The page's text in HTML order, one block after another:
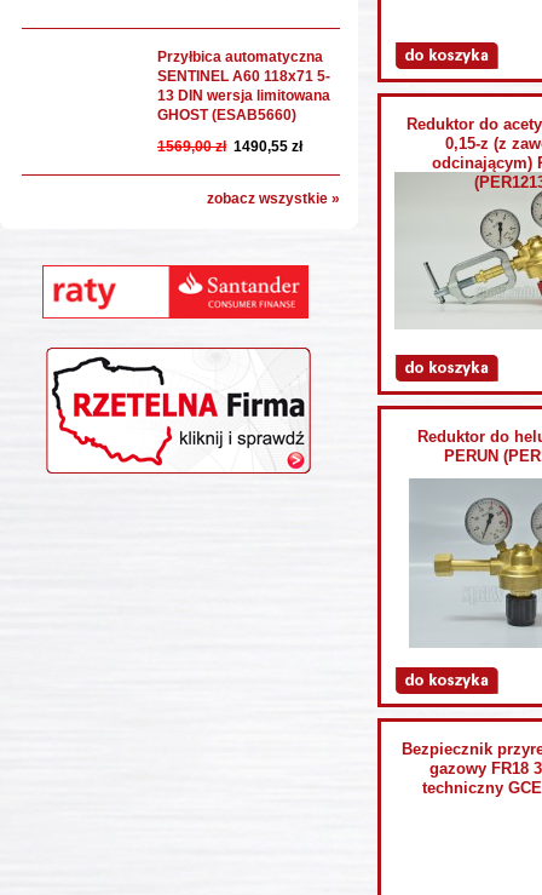
Przyłbica automatyczna
SENTINEL A60 118x71 5-
13 DIN wersja limitowana
GHOST (ESAB5660)
1569,00 zł 1490,55 zł
zobacz wszystkie »
Reduktor do
0,15-z (z
odcinającym)
Reduktor do
PERUN
Bezpiecznik
gazowy FR18
techniczny